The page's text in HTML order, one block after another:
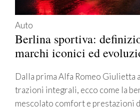
Auto
Berlina sportiva:
marchi iconici ed
Dalla prima Alfa Romeo Giulietta
trazioni integrali, ecco come la
mescolato comfort e prestazioni